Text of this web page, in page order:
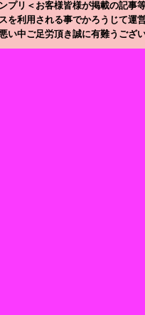
プリ＜お客様皆様が掲載の記事
を利用される事でかろうじて運
い中ご足労頂き誠に有難うござい